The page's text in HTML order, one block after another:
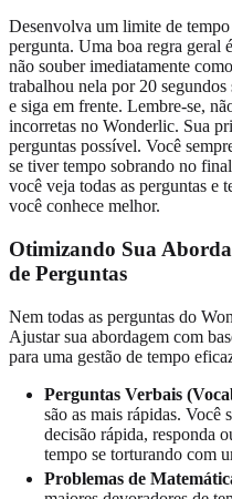
Desenvolva um limite de
pergunta. Uma boa regra geral
não souber imediatamente
trabalhou nela por 20
e siga em frente. Lembre-se,
incorretas no Wonderlic. Sua
perguntas possível. Você
se tiver tempo sobrando no
você veja todas as perguntas e
você conhece melhor.
Otimizando Sua
de Perguntas
Nem todas as perguntas do
Ajustar sua abordagem com
para uma gestão de tempo
Perguntas Verbais
são as mais rápidas. Você
decisão rápida, responda
tempo se torturando com
Problemas de